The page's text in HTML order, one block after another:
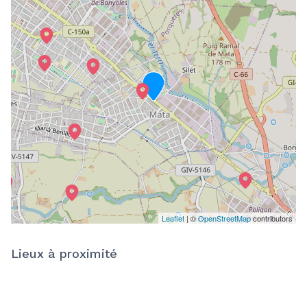
Leaflet| ©OpenStreetMapcontributors
Lieux à proximité